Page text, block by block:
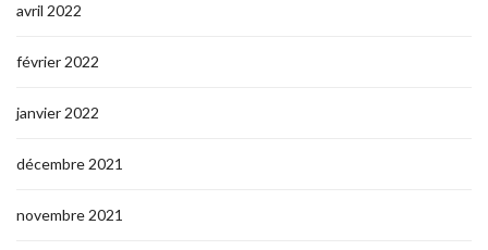
avril 2022
février 2022
janvier 2022
décembre 2021
novembre 2021